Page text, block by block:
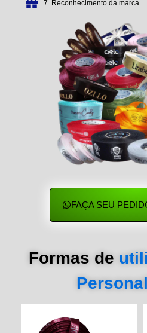
7. Reconhecimento da marca
FAÇA SEU
Formas de